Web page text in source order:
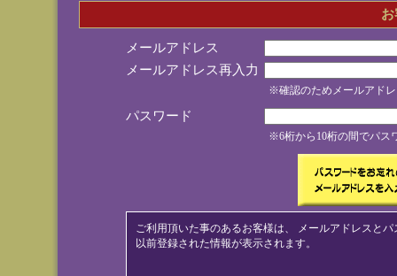
メールアドレス
メールアドレス再入力
※確認のためメールアド
パスワード
※6桁から10桁の間でパス
ご利用頂いた事のあるお客様は、 メールアドレスと
以前登録された情報が表示されます。